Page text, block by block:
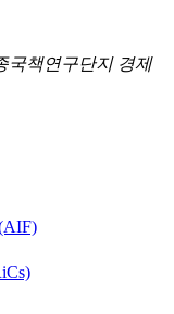
국책연구단지 경제